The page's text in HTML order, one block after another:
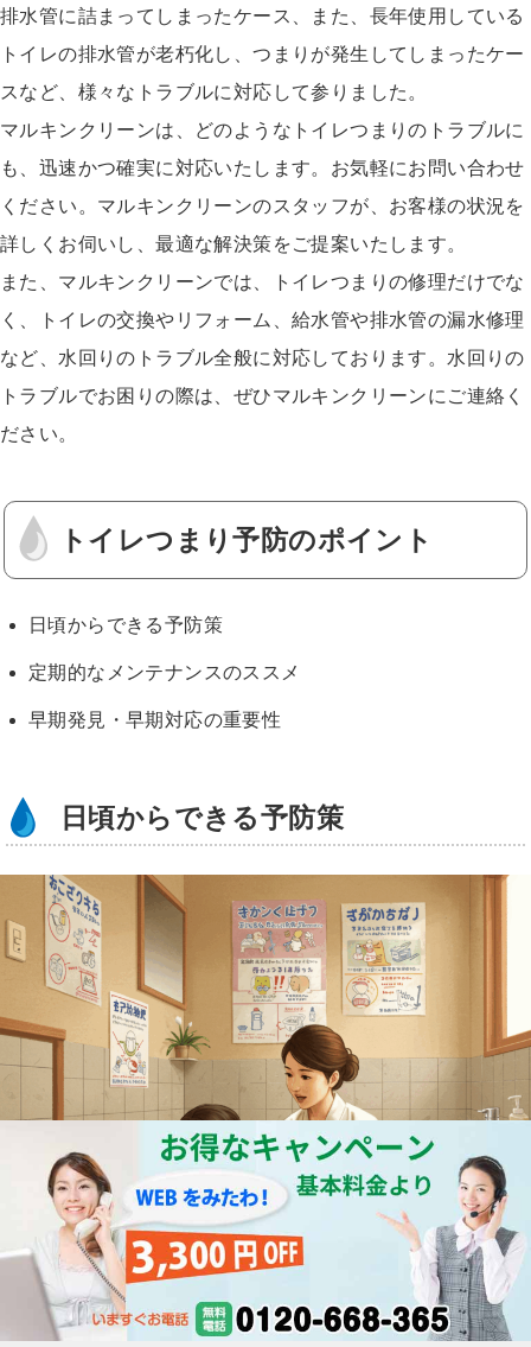
排水管に詰まってしまったケース、また、長年使用している
トイレの排水管が老朽化し、つまりが発生してしまったケー
スなど、様々なトラブルに対応して参りました。
マルキンクリーンは、どのようなトイレつまりのトラブルに
も、迅速かつ確実に対応いたします。お気軽にお問い合わせ
ください。マルキンクリーンのスタッフが、お客様の状況を
詳しくお伺いし、最適な解決策をご提案いたします。
また、マルキンクリーンでは、トイレつまりの修理だけでな
く、トイレの交換やリフォーム、給水管や排水管の漏水修理
など、水回りのトラブル全般に対応しております。水回りの
トラブルでお困りの際は、ぜひマルキンクリーンにご連絡く
ださい。
トイレつまり予防のポイント
日頃からできる予防策
定期的なメンテナンスのススメ
早期発見・早期対応の重要性
日頃からできる予防策